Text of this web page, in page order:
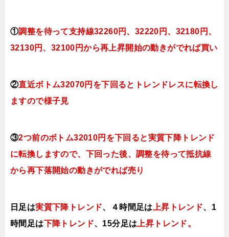
①調整を待って支持線32260円、32220円、32180円、
32130円、32100円から再上昇開始の動きがでれば買い
②直近ボトム32070円を下回るとトレンドレスに転換し
ますので様子見
③2つ前のボトム32010円を下回ると実質下降トレンド
に転換しますので、下回った後、調整を待って抵抗線
から再下落開始の動きがでれば売り
日足は実質下降トレンド、４時間足は上昇トレンド、1
時間足は下降トレンド、 15分足は上昇トレンド。